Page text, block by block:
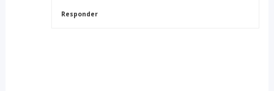
Responder